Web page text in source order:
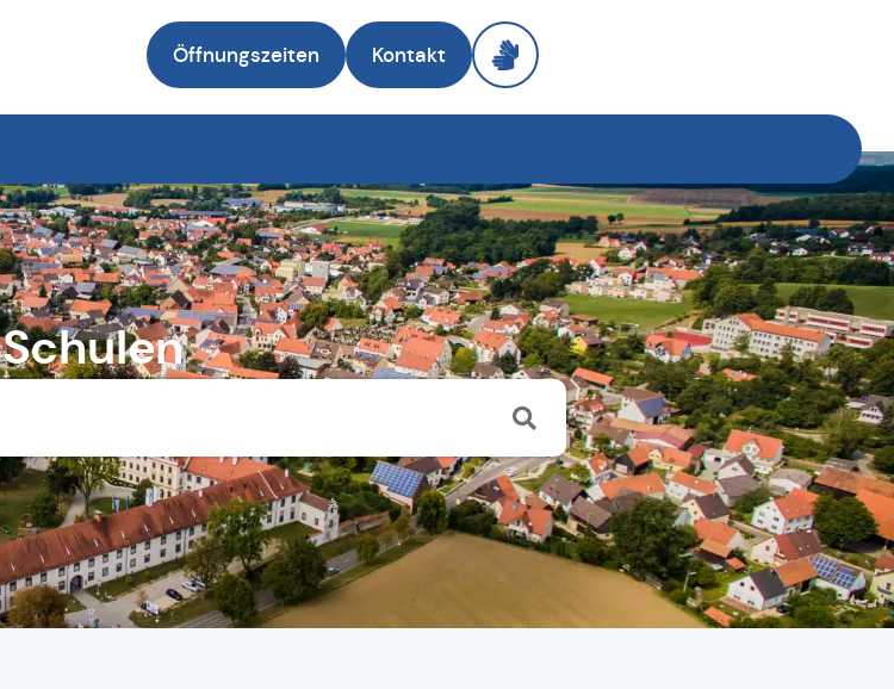
Öffnungszeiten Kontakt
Schulen